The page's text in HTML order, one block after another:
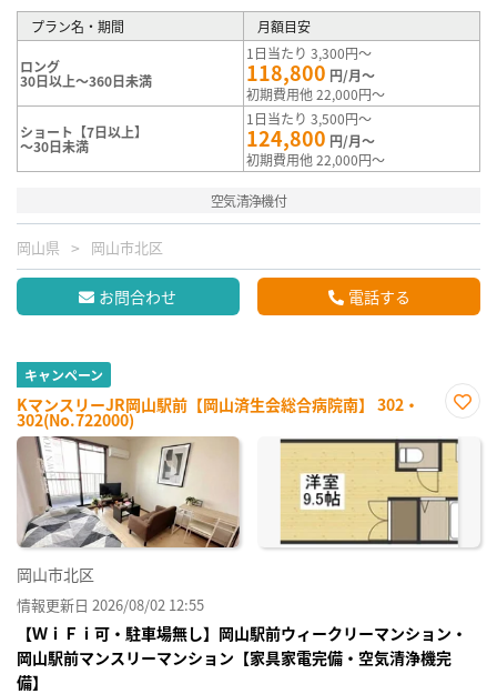
プラン名・期間 月額目安
ロング
30日以上～360日未満
1日当たり 3,300円～
118,800 円/月～
初期費用他 22,000円～
ショート【7日以上】
～30日未満
1日当たり 3,500円～
124,800 円/月～
初期費用他 22,000円～
空気清浄機付
岡山県 岡山市北区
お問合わせ 電話する
キャンペーン
KマンスリーJR岡山駅前【岡山済生会総合病院南】 302・
302(No.722000)
に入
り登
岡山市北区
情報更新日 2026/08/02 12:55
【ＷｉＦｉ可・駐車場無し】岡山駅前ウィークリーマンション・
岡山駅前マンスリーマンション【家具家電完備・空気清浄機完
備】